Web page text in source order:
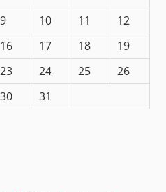
9 10 11
12
16 17 18
19
23 24 25
26
30 31